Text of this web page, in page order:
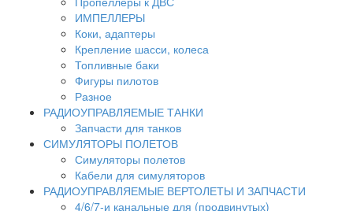
ИМПЕЛЛЕРЫ
Коки, адаптеры
Крепление шасси, колеса
Топливные баки
Фигуры пилотов
Разное
РАДИОУПРАВЛЯЕМЫЕ ТАНКИ
Запчасти для танков
СИМУЛЯТОРЫ ПОЛЕТОВ
Симуляторы полетов
Кабели для симуляторов
РАДИОУПРАВЛЯЕМЫЕ ВЕРТОЛЕТЫ И ЗАПЧАСТИ
4/6/7-и канальные для (продвинутых)